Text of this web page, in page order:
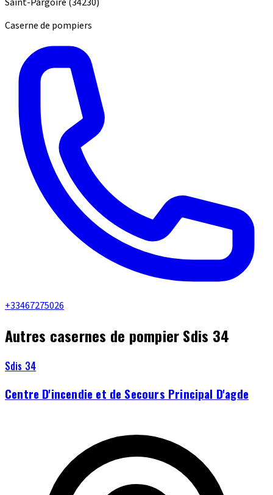
Caserne de pompiers
+33467275026
Autres casernes de pompier Sdis 34
Sdis 34
Centre D'incendie et de Secours Principal D'agde